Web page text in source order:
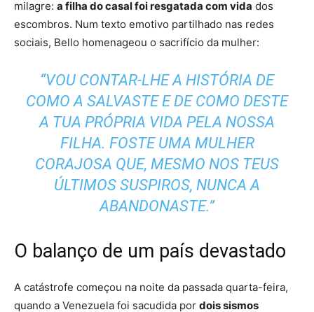
milagre: a filha do casal foi resgatada com vida dos
escombros. Num texto emotivo partilhado nas redes
sociais, Bello homenageou o sacrifício da mulher:
“VOU CONTAR-LHE A HISTÓRIA DE
COMO A SALVASTE E DE COMO DESTE
A TUA PRÓPRIA VIDA PELA NOSSA
FILHA. FOSTE UMA MULHER
CORAJOSA QUE, MESMO NOS TEUS
ÚLTIMOS SUSPIROS, NUNCA A
ABANDONASTE.”
O balanço de um país devastado
A catástrofe começou na noite da passada quarta-feira,
quando a Venezuela foi sacudida por dois sismos